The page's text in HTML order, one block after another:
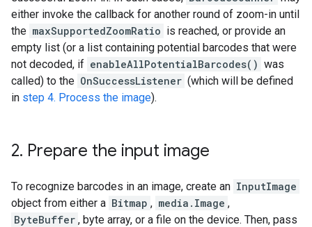
either invoke the callback for another round of zoom-in until
the maxSupportedZoomRatio is reached, or provide an
empty list (or a list containing potential barcodes that were
not decoded, if enableAllPotentialBarcodes() was
called) to the OnSuccessListener (which will be defined
in step 4. Process the image).
2. Prepare the input image
To recognize barcodes in an image, create an InputImage
object from either a Bitmap , media . Image ,
ByteBuffer , byte array, or a file on the device. Then, pass